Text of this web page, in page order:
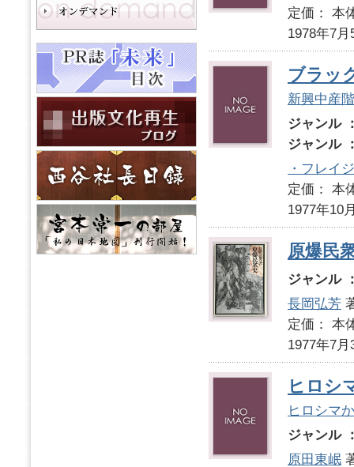
定価：
1978年7月
ブラッ
新興中産
ジャンル
ジャンル
・フレイ
定価：
1977年10
原爆民
ジャンル
長岡弘芳
定価：
1977年7月
ヒロシ
ヒロシマ
ジャンル
原田東岷